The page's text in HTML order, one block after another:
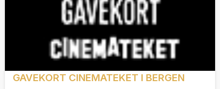
GAVEKORT CINEMATEKET I BERGEN